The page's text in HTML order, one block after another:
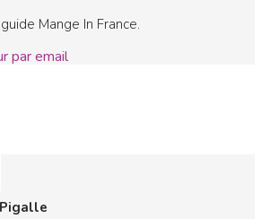
Mange In France.
par email